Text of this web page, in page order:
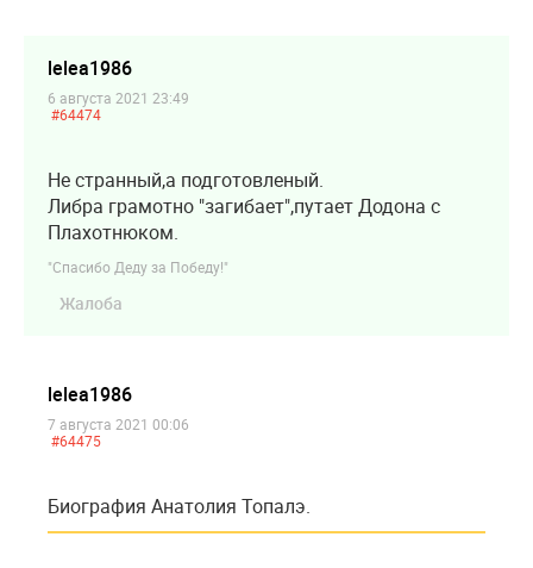
lelea1986
6 августа 2021 23:49
#64474
Не странный,а подготовленый.
Либра грамотно "загибает",путает Додона с
Плахотнюком.
"Спасибо Деду за Победу!"
Жалоба
lelea1986
7 августа 2021 00:06
#64475
Биография Анатолия Топалэ.